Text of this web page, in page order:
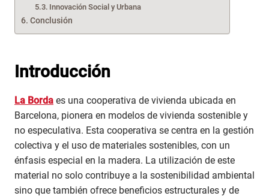
Innovación Social y Urbana
Conclusión
Introducción
La Borda es una cooperativa de vivienda ubicada en
Barcelona, pionera en modelos de vivienda sostenible y
no especulativa. Esta cooperativa se centra en la gestión
colectiva y el uso de materiales sostenibles, con un
énfasis especial en la madera. La utilización de este
material no solo contribuye a la sostenibilidad ambiental
sino que también ofrece beneficios estructurales y de